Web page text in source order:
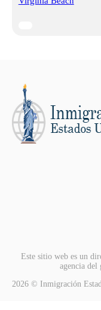
Este sitio web es un
agencia del
2026 © Inmigración